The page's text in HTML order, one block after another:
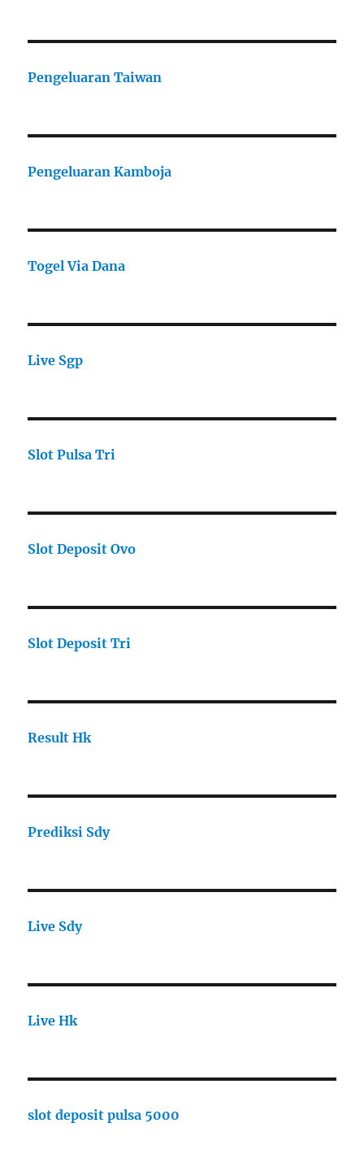
Pengeluaran Taiwan
Pengeluaran Kamboja
Togel Via Dana
Live Sgp
Slot Pulsa Tri
Slot Deposit Ovo
Slot Deposit Tri
Result Hk
Prediksi Sdy
Live Sdy
Live Hk
slot deposit pulsa 5000